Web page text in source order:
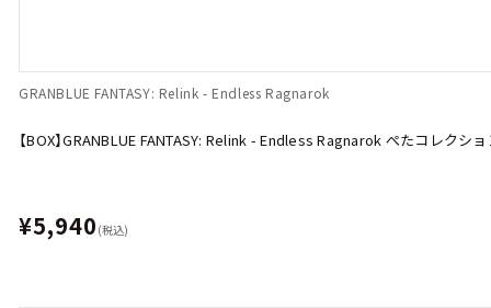
GRANBLUE FANTASY: Relink - Endless Ragnarok
【BOX】GRANBLUE FANTASY: Relink - Endless Ragnarok ぺたコレクシ
¥5,940 (税込)